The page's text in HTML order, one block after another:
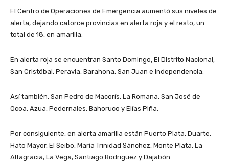
El Centro de Operaciones de Emergencia aumentó sus niveles de
alerta, dejando catorce provincias en alerta roja y el resto, un
total de 18, en amarilla.
En alerta roja se encuentran Santo Domingo, El Distrito Nacional,
San Cristóbal, Peravia, Barahona, San Juan e Independencia.
Así también, San Pedro de Macorís, La Romana, San José de
Ocoa, Azua, Pedernales, Bahoruco y Elías Piña.
Por consiguiente, en alerta amarilla están Puerto Plata, Duarte,
Hato Mayor, El Seibo, María Trinidad Sánchez, Monte Plata, La
Altagracia, La Vega, Santiago Rodriguez y Dajabón.